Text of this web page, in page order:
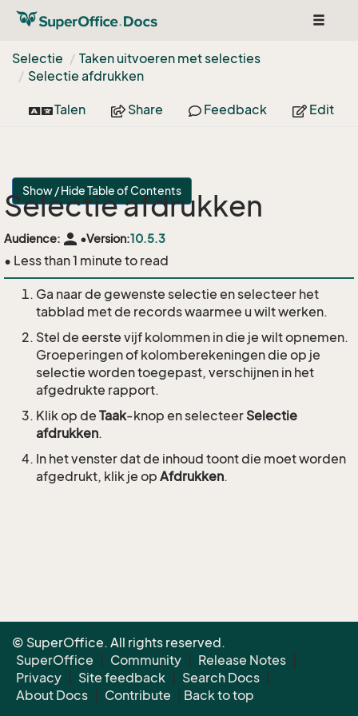
Toggle
Selectie
Taken uitvoeren met selecties
Selectie afdrukken
Talen Share Feedback Edit
Show / Hide Table of Contents
Selectie afdrukken
Audience: person •Version:10.5.3
• Less than 1 minute to read
Ga naar de gewenste selectie en selecteer het
tabblad met de records waarmee u wilt werken.
Stel de eerste vijf kolommen in die je wilt opnemen.
Groeperingen of kolomberekeningen die op je
selectie worden toegepast, verschijnen in het
afgedrukte rapport.
Klik op de Taak-knop en selecteer Selectie
afdrukken.
In het venster dat de inhoud toont die moet worden
afgedrukt, klik je op Afdrukken.
© SuperOffice. All rights reserved.
SuperOffice
Community Release Notes
Privacy
Site feedback Search Docs
About Docs
Contribute Back to top